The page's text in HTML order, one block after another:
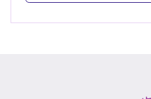
チャクラ 言霊 サイキ
アカシックリーディング